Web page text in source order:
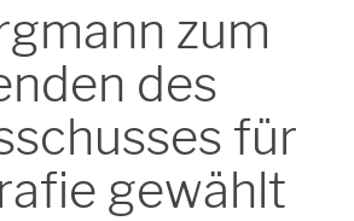
zum
des
für
gewählt